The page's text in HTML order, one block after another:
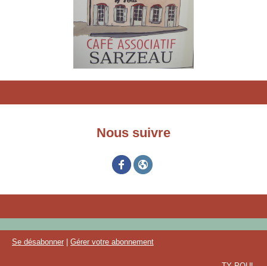
Nous suivre
Se désabonner Gérer votre abonnement